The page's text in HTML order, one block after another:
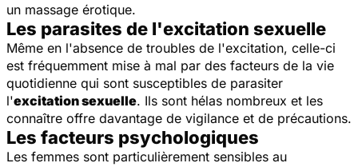
un massage érotique.
Les parasites de l'excitation sexuelle
Même en l'absence de troubles de l'excitation, celle-ci
est fréquemment mise à mal par des facteurs de la vie
quotidienne qui sont susceptibles de parasiter
l'excitation sexuelle. Ils sont hélas nombreux et les
connaître offre davantage de vigilance et de précautions.
Les facteurs psychologiques
Les femmes sont particulièrement sensibles au